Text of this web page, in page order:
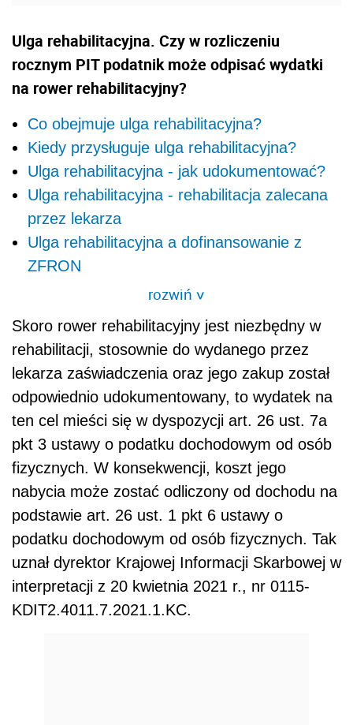
Ulga rehabilitacyjna. Czy w rozliczeniu
rocznym PIT podatnik może odpisać wydatki
na rower rehabilitacyjny?
Co obejmuje ulga rehabilitacyjna?
Kiedy przysługuje ulga rehabilitacyjna?
Ulga rehabilitacyjna - jak udokumentować?
Ulga rehabilitacyjna - rehabilitacja zalecana
przez lekarza
Ulga rehabilitacyjna a dofinansowanie z
ZFRON
rozwiń>
Skoro rower rehabilitacyjny jest niezbędny w
rehabilitacji, stosownie do wydanego przez
lekarza zaświadczenia oraz jego zakup został
odpowiednio udokumentowany, to wydatek na
ten cel mieści się w dyspozycji art. 26 ust. 7a
pkt 3 ustawy o podatku dochodowym od osób
fizycznych. W konsekwencji, koszt jego
nabycia może zostać odliczony od dochodu na
podstawie art. 26 ust. 1 pkt 6 ustawy o
podatku dochodowym od osób fizycznych. Tak
uznał dyrektor Krajowej Informacji Skarbowej w
interpretacji z 20 kwietnia 2021 r., nr 0115-
KDIT2.4011.7.2021.1.KC.